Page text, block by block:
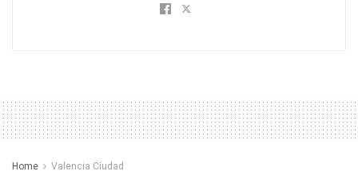
Home Valencia Ciudad